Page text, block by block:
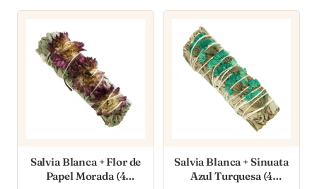
Salvia Blanca + Flor de
Papel Morada (4
Salvia Blanca + Sinuata
Azul Turquesa (4